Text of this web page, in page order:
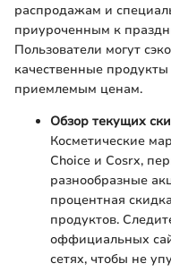
распродажам и
приуроченным к
Пользователи могут
качественные
приемлемым ценам.
Обзор текущих
Косметические
Choice и Cosrx,
разнообразные
процентная
продуктов.
оффициальных
сетях, чтобы не